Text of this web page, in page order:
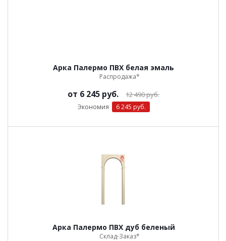
Арка Палермо ПВХ белая эмаль
Распродажа*
от 6 245 руб. 12 490 руб.
Экономия 6 245 руб.
Арка Палермо ПВХ дуб беленый
Склад-Заказ*